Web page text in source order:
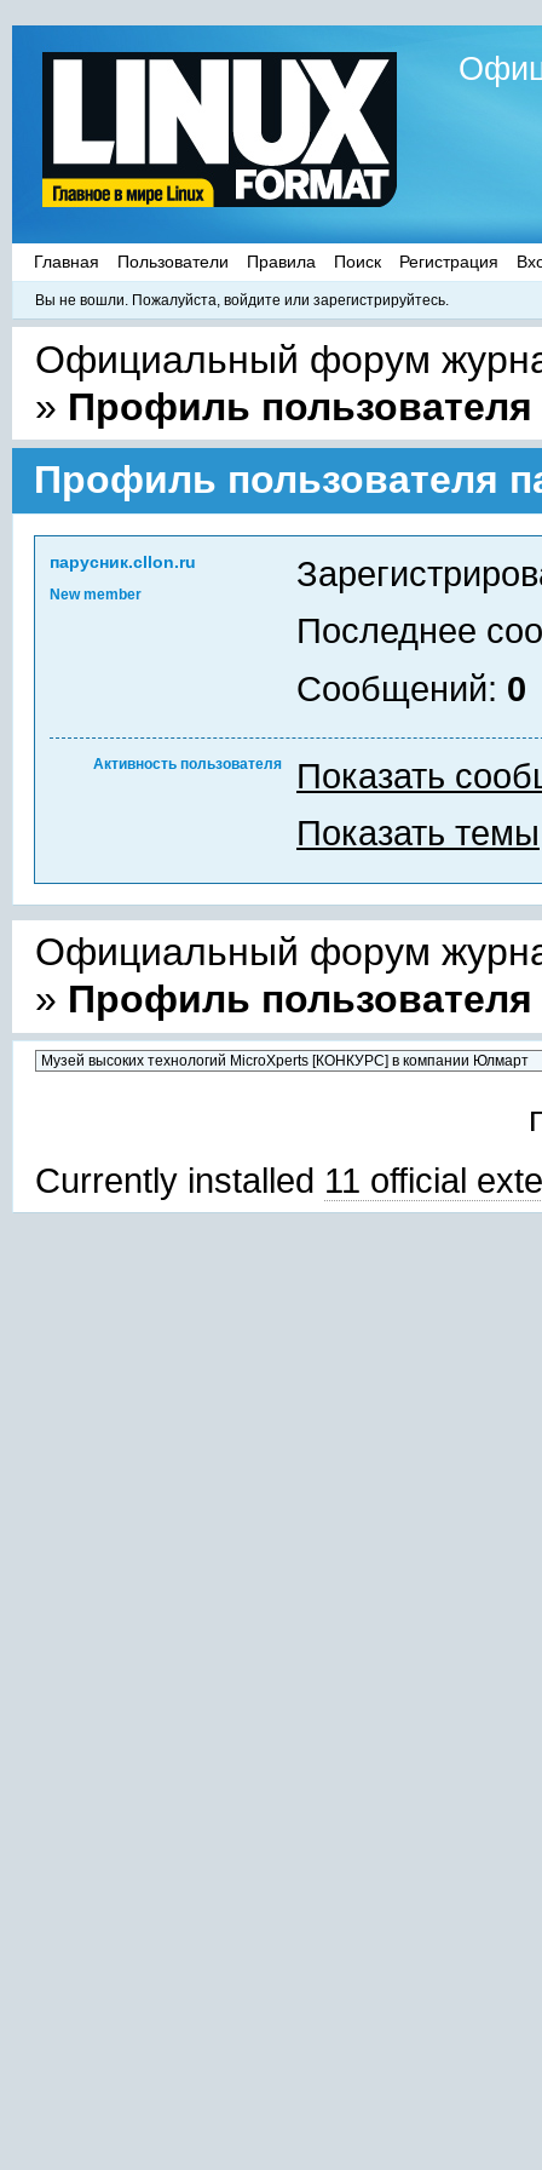
Главная Пользователи Правила Поиск Регистрация
Вы не вошли. Пожалуйста, войдите или зарегистрируйтесь.
Официальный форум
» Профиль
Профиль пользователя
парусник.cllon.ru
New member
Последнее
Сообщений: 0
Активность пользователя
Показать
Показать темы
Официальный форум
» Профиль
Currently installed 11 official